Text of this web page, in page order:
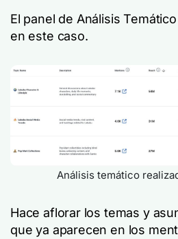
El panel de Análisis
en este caso.
Análisis temático
Hace aflorar los temas y
que ya aparecen en los